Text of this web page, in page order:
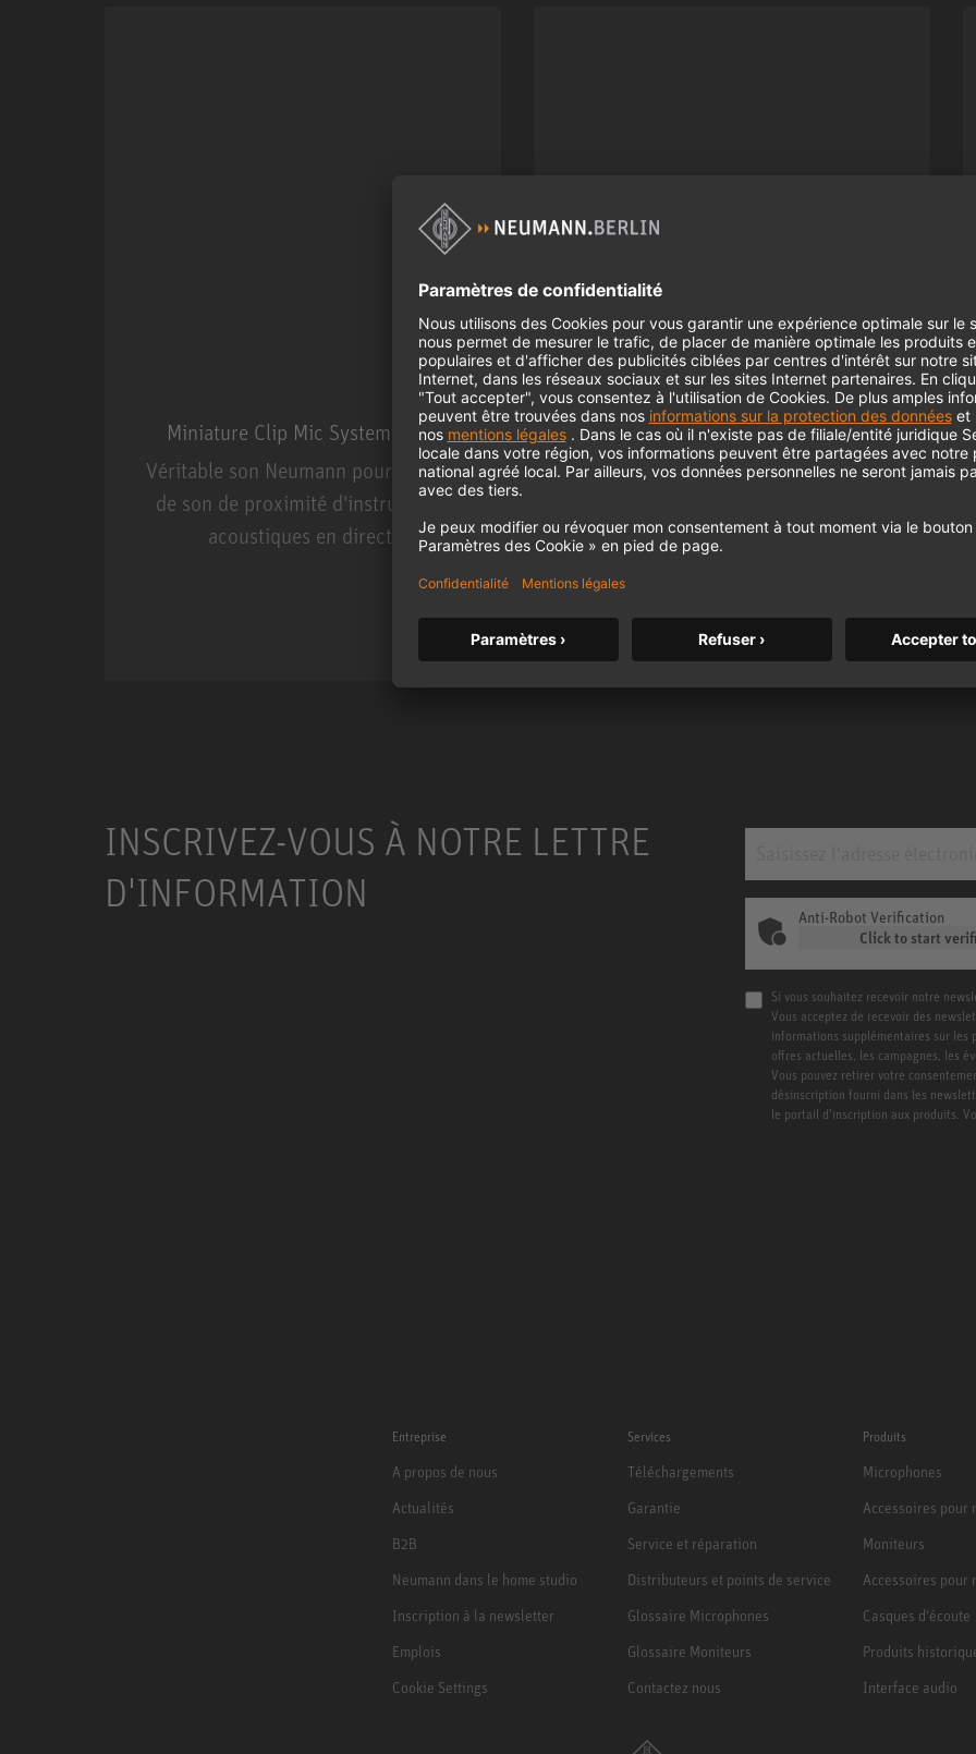
Miniature Clip Mic System MCM
Véritable son Neumann pour la prise
de son de proximité d'instruments
acoustiques en direct.
Miniature Clip Mic System MCM
KH 120 II
Le célèbre moniteur de studio de
des basses plus profondes, une
KH 120 II
INSCRIVEZ-VOUS À NOTRE LETTRE
D'INFORMATION
Anti-Robot Verification
Click to start
Si vous souhaitez recevoir notre
Vous acceptez de recevoir des
informations supplémentaires sur les
offres actuelles, les campagnes, les
Vous pouvez retirer votre
désinscription fourni dans les
le portail d’inscription aux produits.
Entreprise
A propos de nous
Actualités
B2B
Neumann dans le home studio
Inscription à la newsletter
Emplois
Cookie Settings
Services
Téléchargements
Garantie
Service et réparation
Distributeurs et points de service
Glossaire Microphones
Glossaire Moniteurs
Contactez nous
Produits
Microphones
Accessoires pour
Moniteurs
Accessoires pour
Casques d'écoute
Produits
Interface audio